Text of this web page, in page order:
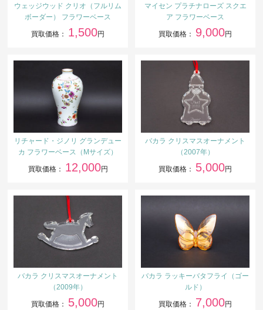
ウェッジウッド クリオ（フルリム
ボーダー） フラワーベース
買取価格： 1,500円
マイセン プラチナローズ スクエ
ア フラワーベース
買取価格： 9,000円
リチャード・ジノリ グランデュー
カ フラワーベース（Mサイズ）
買取価格： 12,000円
バカラ クリスマスオーナメント
（2007年）
買取価格： 5,000円
バカラ クリスマスオーナメント
（2009年）
買取価格： 5,000円
バカラ ラッキーバタフライ（ゴー
ルド）
買取価格： 7,000円